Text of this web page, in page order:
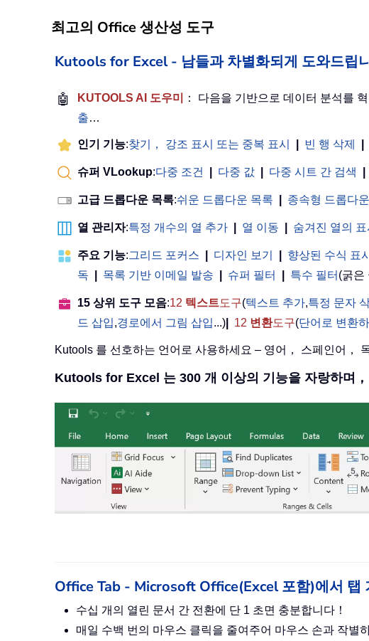
최고의 Office 생산성 도구
Kutools for Excel - 남들과 차별화되게 도와드립
🤖 KUTOOLS AI 도우미 ： 다음을 기반으로 데이터 분석를
출…
인기 기능:찾기， 강조 표시 또는 중복 표시 빈 행 삭제
슈퍼 VLookup:다중 조건 다중 값 다중 시트 간 검색
고급 드롭다운 목록:쉬운 드롭다운 목록 종속형 드롭다
열 관리자:특정 개수의 열 추가 열 이동 숨겨진 열의
주요 기능:그리드 포커스 디자인 보기 향상된 수식 표
독
목록 기반 이메일 발송 슈퍼 필터 특수 필터 (굵은
15 상위 도구 모음:12 텍스트도구(텍스트 추가,특정 문자
드 삽입,경로에서 그림 삽입...) 12 변환도구(단어로 변환하
Kutools 를 선호하는 언어로 사용하세요 – 영어， 스페인어，
Kutools for Excel 는 300 개 이상의 기능을 자랑하며，
Office Tab - Microsoft Office(Excel 포함)에서 탭
수십 개의 열린 문서 간 전환에 단 1 초면 충분합니다！
매일 수백 번의 마우스 클릭을 줄여주어 마우스 손과 작별하